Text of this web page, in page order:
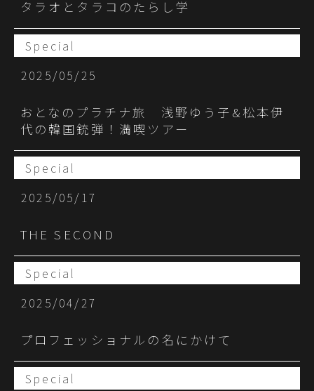
タラオとタラコのたらし学
Special
2025/05/25
おとなのプラチナ旅 浅野ゆう子&松本伊
代の韓国銃弾！満喫ツアー
Special
2025/05/17
THE SECOND
Special
2025/04/27
プロフェッショナルの名にかけて
Special